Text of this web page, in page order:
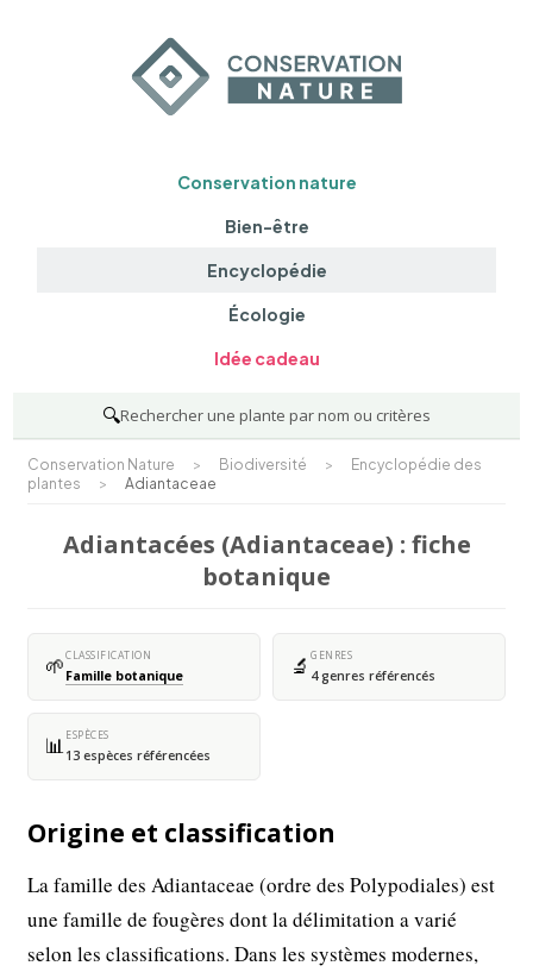
Conservation nature
Bien-être
Encyclopédie
Écologie
Idée cadeau
🔍Rechercher une plante par nom ou critères
Conservation Nature > Biodiversité >
Encyclopédie des
plantes
> Adiantaceae
Adiantacées (Adiantaceae) : fiche
botanique
🌱CLASSIFICATION
Famille botanique 🔬 GENRES
4 genres référencés
📊ESPÈCES
13 espèces référencées
Origine et classification
La famille des Adiantaceae (ordre des Polypodiales) est
une famille de fougères dont la délimitation a varié
selon les classifications. Dans les systèmes modernes,